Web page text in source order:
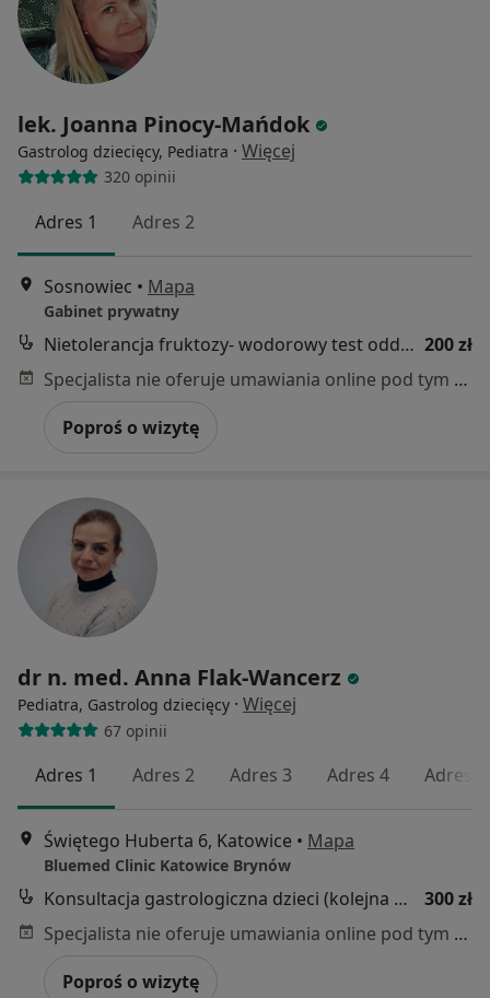
lek. Joanna Pinocy-Mańdok
Gastrolog dziecięcy, Pediatra · Więcej
320 opinii
Adres 1 Adres 2
Sosnowiec • Mapa
Gabinet prywatny
Nietolerancja fruktozy- wodorowy test oddechowy 200 zł
Specjalista nie oferuje umawiania online pod tym adresem.
Poproś o wizytę
dr n. med. Anna Flak-Wancerz
Pediatra, Gastrolog dziecięcy · Więcej
67 opinii
Adres 1 Adres 2 Adres 3 Adres 4 Adres 5
Świętego Huberta 6, Katowice • Mapa
Bluemed Clinic Katowice Brynów
Konsultacja gastrologiczna dzieci (kolejna wizyta)
300 zł
Specjalista nie oferuje umawiania online pod tym adresem.
Poproś o wizytę